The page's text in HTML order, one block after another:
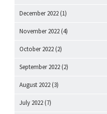
December 2022 (1)
November 2022 (4)
October 2022 (2)
September 2022 (2)
August 2022 (3)
July 2022 (7)